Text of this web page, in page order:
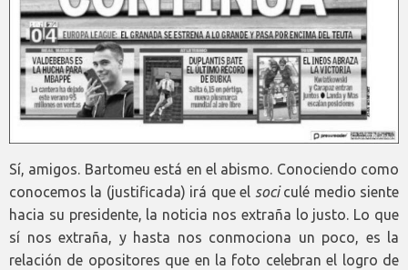
Sí, amigos. Bartomeu está en el abismo. Conociendo como
conocemos la (justificada) irá que el sociculé medio siente
hacia su presidente, la noticia nos extraña lo justo. Lo que
sí nos extraña, y hasta nos conmociona un poco, es la
relación de opositores que en la foto celebran el logro de